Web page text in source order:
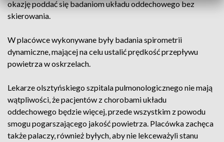
okazję poddać się badaniom układu oddechowego bez
skierowania.
W placówce wykonywane były badania spirometrii
dynamiczne, mającej na celu ustalić prędkość przepływu
powietrza w oskrzelach.
Lekarze olsztyńskiego szpitala pulmonologicznego nie mają
wątpliwości, że pacjentów z chorobami układu
oddechowego będzie więcej, przede wszystkim z powodu
smogu pogarszającego jakość powietrza. Placówka zachęca
także palaczy, również byłych, aby nie lekceważyli stanu